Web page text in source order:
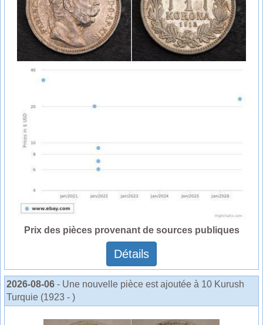
Prix des pièces provenant de sources publiques
Détails
2026-08-06 - Une nouvelle pièce est ajoutée à 10 Kurush
Turquie (1923 - )